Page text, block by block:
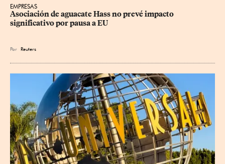
EMPRESAS
Asociación de aguacate Hass no prevé impacto
significativo por pausa a EU
Por Reuters